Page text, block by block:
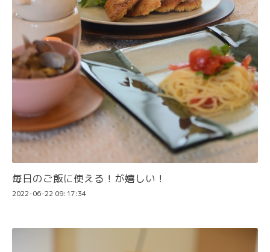
毎日のご飯に使える！が嬉しい！
2022-06-22 09:17:34